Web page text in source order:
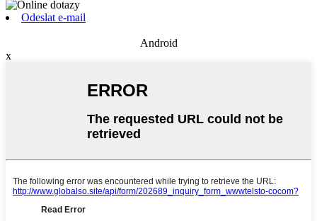
Odeslat e-mail
Android
x